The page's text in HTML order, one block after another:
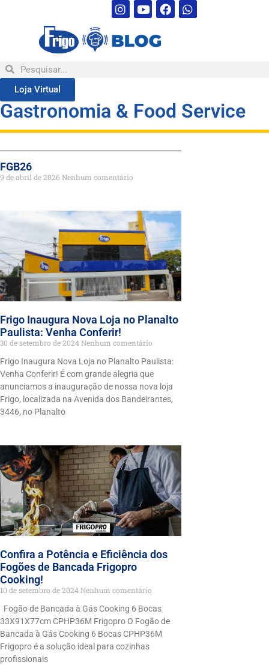
Loja Virtual
Gastronomia & Food Service
FGB26
9 de abril de 2026 Nenhum comentário
Frigo Inaugura Nova Loja no Planalto
Paulista: Venha Conferir!
30 de setembro de 2024 Nenhum comentário
Frigo Inaugura Nova Loja no Planalto Paulista:
Venha Conferir! É com grande alegria que
anunciamos a inauguração de nossa nova loja
Frigo, localizada na Avenida dos Bandeirantes,
3446, no Planalto
Confira a Potência e Eficiência dos
Fogões de Bancada Frigopro
Cooking!
10 de setembro de 2024Nenhum comentário
Fogão de Bancada à Gás Cooking 6 Bocas
33X91X77cm CPHP36M Frigopro O Fogão de
Bancada à Gás Cooking 6 Bocas CPHP36M
Frigopro é a solução ideal para cozinhas
profissionais